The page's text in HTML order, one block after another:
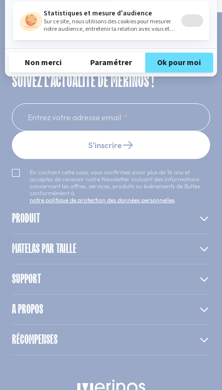
SUIVEZ L'ACTUALITÉ DE MERINOS !
Entrez votre adresse email
S'inscrire
En cochant cette case, vous confirmez avoir plus de 16 ans et
acceptez de recevoir notre Newsletter incluant des informations
concernant les offres, services, produits ou évènements de Bultex
conformément à
notre politique de protection des données personnelles.
PRODUIT
MATELAS PAR TAILLE
SUPPORT
A PROPOS
RÉCOMPENSES